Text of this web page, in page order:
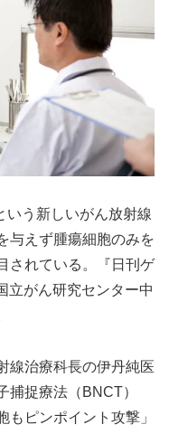
いう新しいがん放射線
与えず腫瘍細胞のみを
されている。『日刊ゲ
立がん研究センター中
線治療科長の伊丹純医
捕捉療法（BNCT）
ピンポイント攻撃」